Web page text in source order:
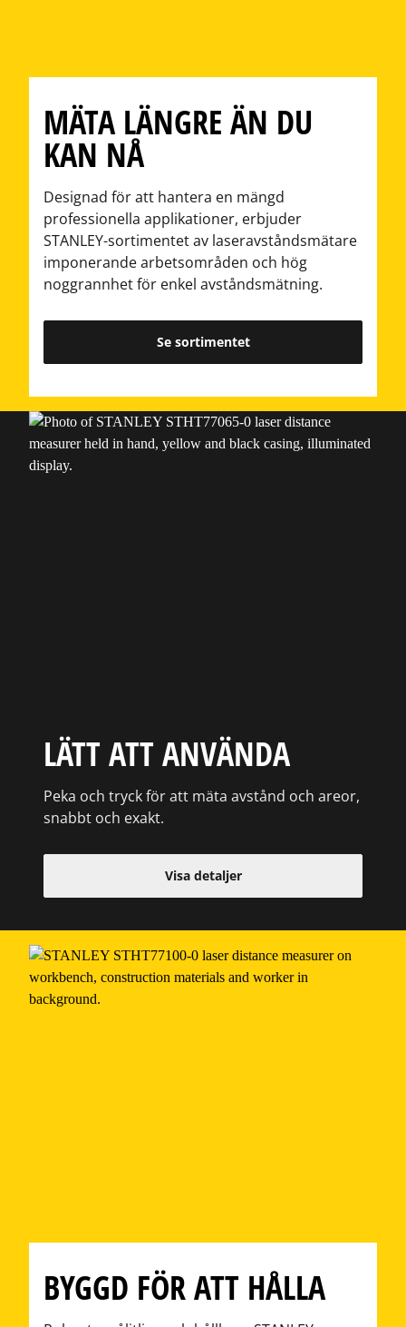
MÄTA LÄNGRE ÄN DU
KAN NÅ
Designad för att hantera en mängd
professionella applikationer, erbjuder
STANLEY-sortimentet av laseravståndsmätare
imponerande arbetsområden och hög
noggrannhet för enkel avståndsmätning.
Se sortimentet
LÄTT ATT ANVÄNDA
Peka och tryck för att mäta avstånd och areor,
snabbt och exakt.
Visa detaljer
BYGGD FÖR ATT HÅLLA